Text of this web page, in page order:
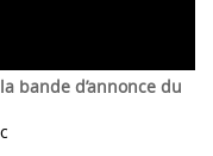
bande d’annonce du